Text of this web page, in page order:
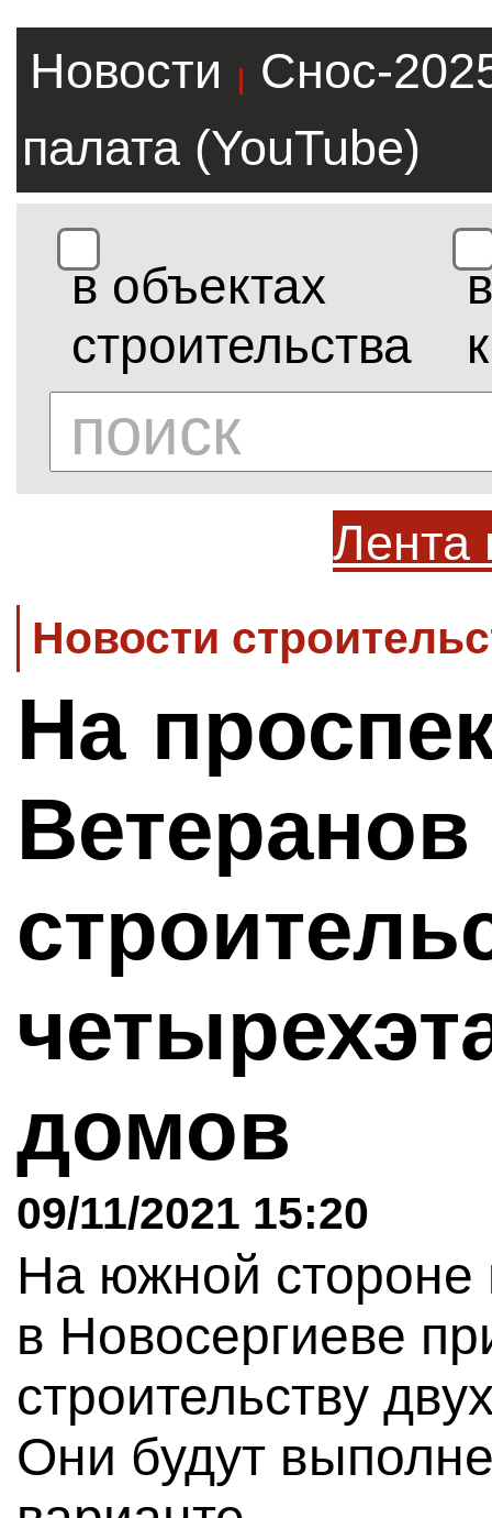
Новости |
Снос-
палата (YouTube)
в объектах
строительства
в
Лента
Новости
На
домов
09/11/2021 15:20
На южной стороне
в Новосергиеве
строительству
Они будут